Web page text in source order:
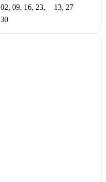
02, 09, 16, 23,
30
13, 27